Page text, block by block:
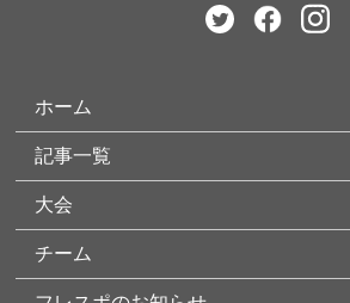
ホーム
記事一覧
大会
チーム